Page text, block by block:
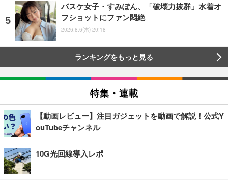
バスケ女子・すみぽん、「破壊力抜群」水着オ
フショットにファン悶絶
2026.8.6(木) 20:18
ランキングをもっと見る
特集・連載
【動画レビュー】注目ガジェットを動画で解説！公式Y
ouTubeチャンネル
10G光回線導入レポ